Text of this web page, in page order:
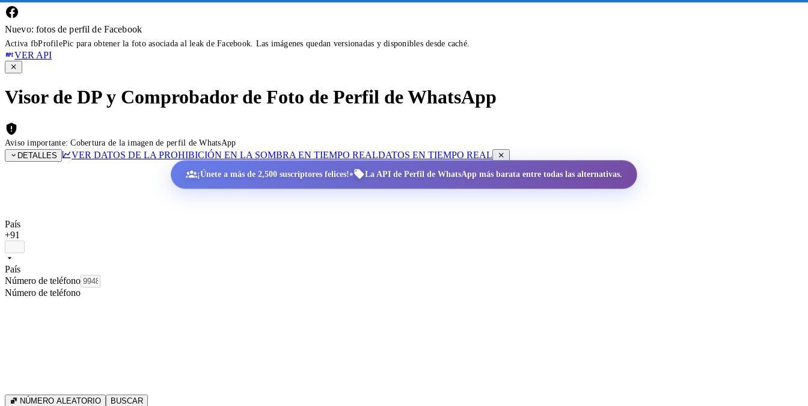
Nuevo: fotos de perfil de Facebook
Activa fbProfilePic para obtener la foto asociada al leak de Facebook. Las imágenes quedan versionadas y disponibles desde caché.
VER API
Visor de DP y Comprobador de Foto de Perfil de WhatsApp
Aviso importante: Cobertura de la imagen de perfil de WhatsApp
DETALLES
VER DATOS DE LA PROHIBICIÓN EN LA SOMBRA EN TIEMPO REALDATOS EN TIEMPO REAL
¡Únete a más de 2,500 suscriptores felices!• La API de Perfil de WhatsApp más barata entre todas las alternativas.
País
+91
País
Número de teléfono
Número de teléfono
NÚMERO ALEATORIO BUSCAR